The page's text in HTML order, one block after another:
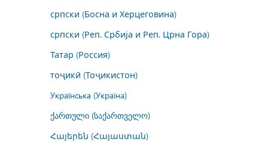
српски (Босна и Херцеговина)
српски (Реп. Србија и Реп. Црна Гора)
Татар (Россия)
тоҷикӣ (Тоҷикистон)
Українська (Україна)
ქართული (საქართველო)
Հայերեն (Հայաստան)